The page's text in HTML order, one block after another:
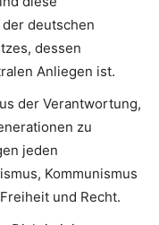
deutschen
dessen
Anliegen ist.
der Verantwortung,
zu
jeden
Kommunismus
und Recht.